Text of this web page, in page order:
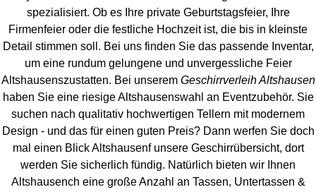
spezialisiert. Ob es Ihre private Geburtstagsfeier, Ihre
Firmenfeier oder die festliche Hochzeit ist, die bis in kleinste
Detail stimmen soll. Bei uns finden Sie das passende Inventar,
um eine rundum gelungene und unvergessliche Feier
Altshausenszustatten. Bei unserem Geschirrverleih Altshausen
haben Sie eine riesige Altshausenswahl an Eventzubehör. Sie
suchen nach qualitativ hochwertigen Tellern mit modernem
Design - und das für einen guten Preis? Dann werfen Sie doch
mal einen Blick Altshausenf unsere Geschirrübersicht, dort
werden Sie sicherlich fündig. Natürlich bieten wir Ihnen
Altshausench eine große Anzahl an Tassen, Untertassen &